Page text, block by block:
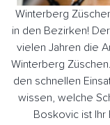
Winterberg
in den Bezirken!
vielen Jahren die
Winterberg
den schnellen
wissen, welche
Boskovic ist Ihr